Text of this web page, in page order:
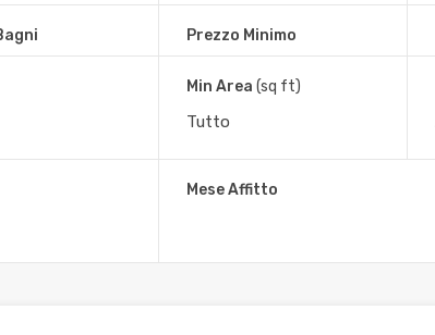
Prezzo Minimo
Min Area (sq ft)
Mese Affitto